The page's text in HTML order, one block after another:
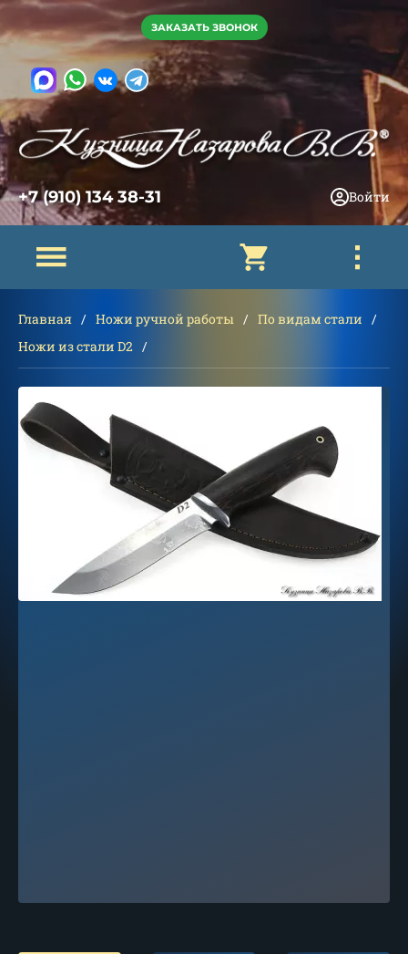
ЗАКАЗАТЬ ЗВОНОК
+7 (910) 134 38-31 Войти
Главная Ножи ручной работы
По видам стали
Ножи из стали D2